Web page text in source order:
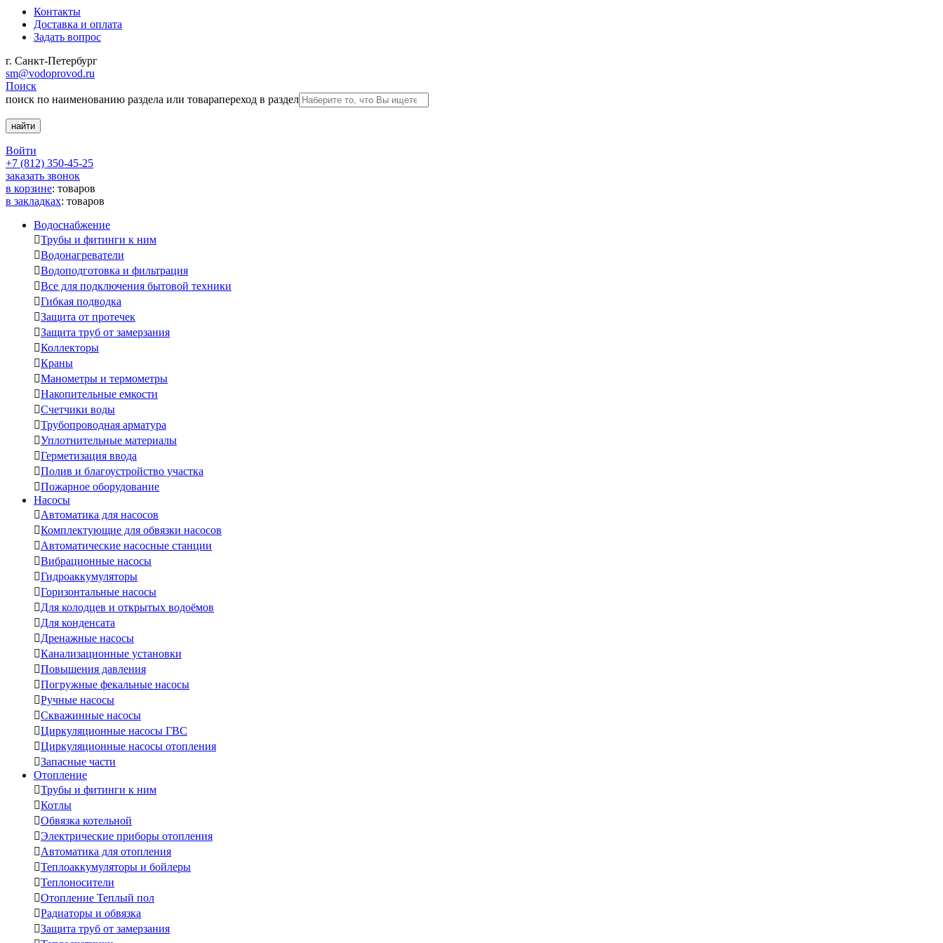
Контакты
Доставка и оплата
Задать вопрос
г. Санкт-Петербург
sm@vodoprovod.ru
Поиск
поиск по наименованию раздела или товарапереход в раздел
Войти
+7 (812) 350-45-25
заказать звонок
в корзине: товаров
в закладках: товаров
Водоснабжение
Трубы и фитинги к ним
Водонагреватели
Водоподготовка и фильтрация
Все для подключения бытовой техники
Гибкая подводка
Защита от протечек
Защита труб от замерзания
Коллекторы
Краны
Манометры и термометры
Накопительные емкости
Счетчики воды
Трубопроводная арматура
Уплотнительные материалы
Герметизация ввода
Полив и благоустройство участка
Пожарное оборудование
Насосы
Автоматика для насосов
Комплектующие для обвязки насосов
Автоматические насосные станции
Вибрационные насосы
Гидроаккумуляторы
Горизонтальные насосы
Для колодцев и открытых водоёмов
Для конденсата
Дренажные насосы
Канализационные установки
Повышения давления
Погружные фекальные насосы
Ручные насосы
Скважинные насосы
Циркуляционные насосы ГВС
Циркуляционные насосы отопления
Запасные части
Отопление
Трубы и фитинги к ним
Котлы
Обвязка котельной
Электрические приборы отопления
Автоматика для отопления
Теплоаккумуляторы и бойлеры
Теплоносители
Отопление Теплый пол
Радиаторы и обвязка
Защита труб от замерзания